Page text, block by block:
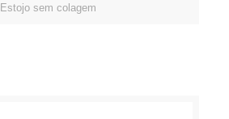
Estojo sem colagem